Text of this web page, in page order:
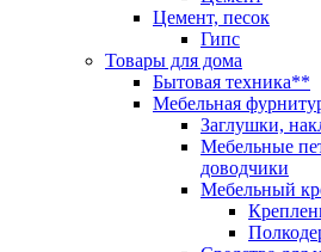
Цемент, песок
Гипс
Товары для дома
Бытовая техника**
Мебельная
Заглушки,
Мебельные
доводчики
Мебельный